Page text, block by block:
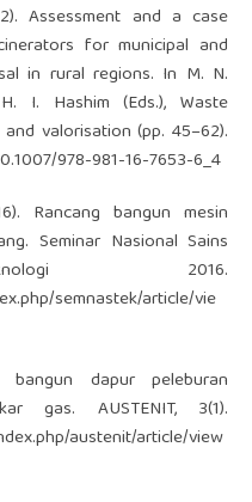
Assessment and a case
for municipal and
in rural regions. In M. N.
I. Hashim (Eds.), Waste
valorisation (pp. 45–62).
978-981-16-7653-6_4
Rancang bangun mesin
Seminar Nasional Sains
2016.
semnastek/article/vie
bangun dapur peleburan
gas. AUSTENIT, 3(1).
austenit/article/view